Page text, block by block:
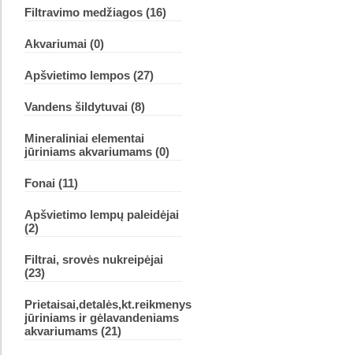
Filtravimo medžiagos (16)
Akvariumai (0)
Apšvietimo lempos (27)
Vandens šildytuvai (8)
Mineraliniai elementai
jūriniams akvariumams (0)
Fonai (11)
Apšvietimo lempų paleidėjai
(2)
Filtrai, srovės nukreipėjai
(23)
Prietaisai,detalės,kt.reikmenys
jūriniams ir gėlavandeniams
akvariumams (21)